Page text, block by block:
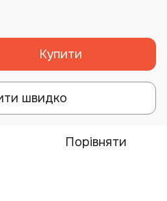
Купити
швидко
Порівняти